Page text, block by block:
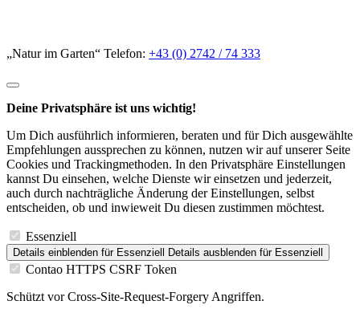
Empfehlungen aussprechen zu können, nutzen wir auf unserer Seite
Cookies und Trackingmethoden. In den Privatsphäre Einstellungen
kannst Du einsehen, welche Dienste wir einsetzen und jederzeit,
auch durch nachträgliche Änderung der Einstellungen, selbst
entscheiden, ob und inwieweit Du diesen zustimmen möchtest.
Details einblenden
Contao HTTPS CSRF Token